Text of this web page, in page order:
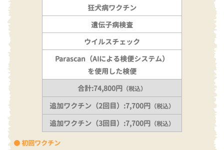
初回ワクチン
狂犬病ワクチン
遺伝子病検査
ウイルスチェック
Parascan（AIによる検便システム）
を使用した検便
合計:74,800円 （税込）
追加ワクチン（2回目）:7,700円 （税込）
追加ワクチン（3回目）:7,700円 （税込）